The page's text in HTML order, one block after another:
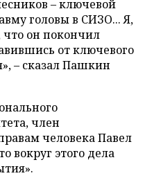
– ключевой
головы в СИЗО... Я,
что он покончил
от ключевого
– сказал Пашкин
член
человека Павел
вокруг этого дела